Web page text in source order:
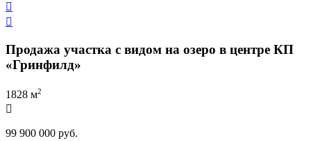


Продажа участка с видом на озеро в центре КП
«Гринфилд»
1828 м2

99 900 000 руб.